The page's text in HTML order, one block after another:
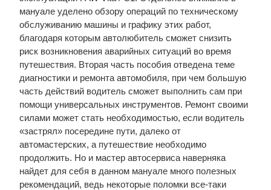
мануале уделено обзору операций по техническому
обслуживанию машины и графику этих работ,
благодаря которым автолюбитель сможет снизить
риск возникновения аварийных ситуаций во время
путешествия. Вторая часть пособия отведена теме
диагностики и ремонта автомобиля, при чем большую
часть действий водитель сможет выполнить сам при
помощи универсальных инструментов. Ремонт своими
силами может стать необходимостью, если водитель
«застрял» посередине пути, далеко от
автомастерских, а путешествие необходимо
продолжить. Но и мастер автосервиса наверняка
найдет для себя в данном мануале много полезных
рекомендаций, ведь некоторые поломки все-таки